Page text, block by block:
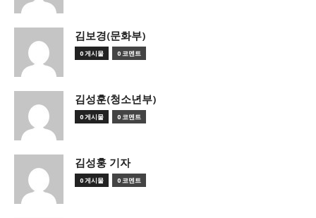
김보경(문화부)
0 게시물 0 코멘트
김성훈(청소년부)
0 게시물 0 코멘트
김성훙 기자
0 게시물 0 코멘트